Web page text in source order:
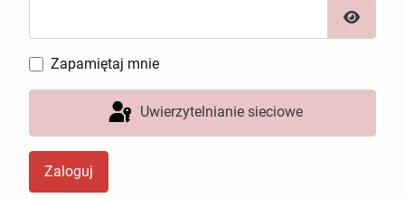
Pokaż
Zapamiętaj mnie
Uwierzytelnianie sieciowe
Zaloguj